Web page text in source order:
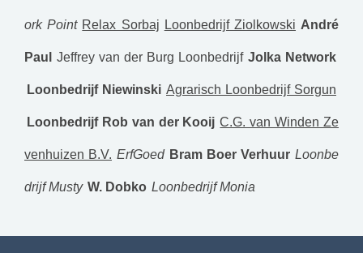
ork Point Relax Sorbaj Loonbedrijf Ziolkowski André
Paul Jeffrey van der Burg Loonbedrijf Jolka Network
Loonbedrijf Niewinski Agrarisch Loonbedrijf Sorgun
Loonbedrijf Rob van der Kooij C.G. van Winden Ze
venhuizen B.V. ErfGoed Bram Boer Verhuur Loonbe
drijf Musty W. Dobko Loonbedrijf Monia